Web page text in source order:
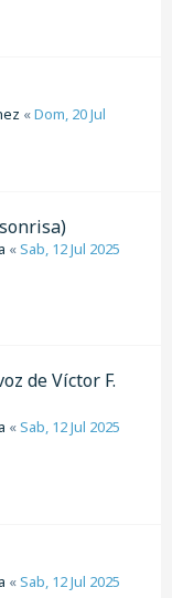
«Dom, 20 Jul
«Sab, 12 Jul 2025
de Víctor F.
«Sab, 12 Jul 2025
«Sab, 12 Jul 2025